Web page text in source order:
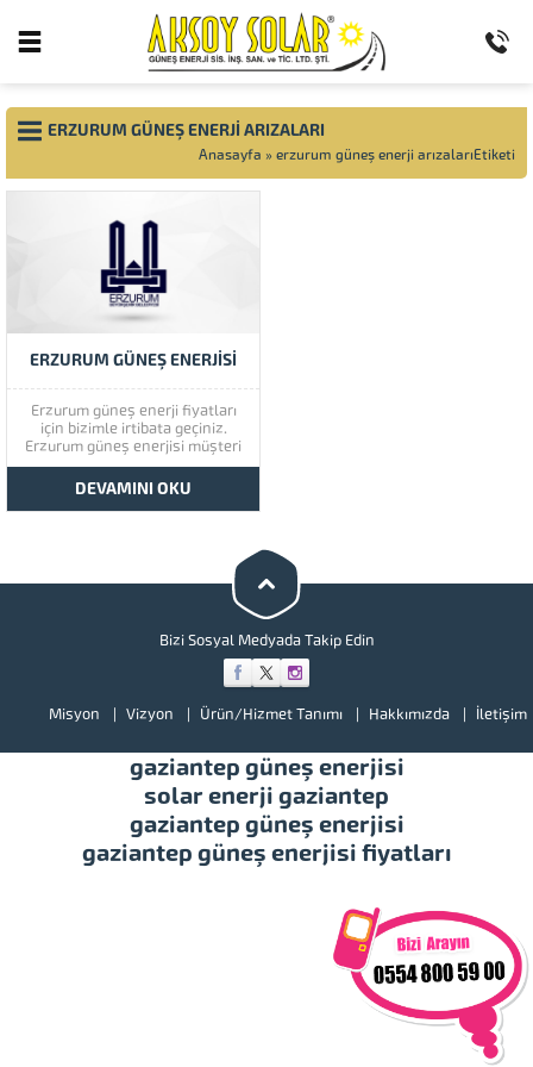
ERZURUM GÜNEŞ ENERJI ARIZALARI
Anasayfa » erzurum güneş enerji arızalarıEtiketi
ERZURUM GÜNEŞ ENERJISI
Erzurum güneş enerji fiyatları
için bizimle irtibata geçiniz.
Erzurum güneş enerjisi müşteri
memnuniyetine çok önem
vermektedir. Erzurum güneş
enerjisinin kaliteli ürünlerini
görmek için lütfen ürünlerimize
illerimizde hizmet vermekteyiz.
Tüm soru,...
DEVAMINI OKU
Bizi Sosyal Medyada Takip Edin
Misyon Vizyon Ürün/Hizmet Tanımı Hakkımızda İletişim
gaziantep güneş enerjisi
solar enerji gaziantep
gaziantep güneş enerjisi
gaziantep güneş enerjisi fiyatları